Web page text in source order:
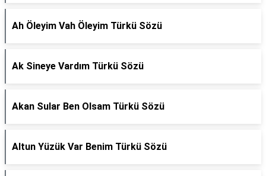
Ah Öleyim Vah Öleyim Türkü Sözü
Ak Sineye Vardım Türkü Sözü
Akan Sular Ben Olsam Türkü Sözü
Altun Yüzük Var Benim Türkü Sözü